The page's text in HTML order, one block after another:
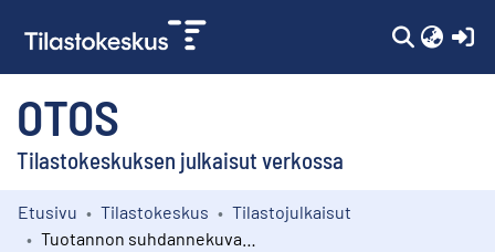
OTOS
Tilastokeskuksen julkaisut verkossa
Kokoelmat
Etusivu Tilastokeskus
Tilastojulkaisut